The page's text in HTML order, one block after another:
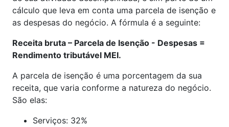
cálculo que leva em conta uma parcela de isenção e
as despesas do negócio. A fórmula é a seguinte:
Receita bruta – Parcela de Isenção - Despesas =
Rendimento tributável MEI.
A parcela de isenção é uma porcentagem da sua
receita, que varia conforme a natureza do negócio.
São elas:
Serviços: 32%